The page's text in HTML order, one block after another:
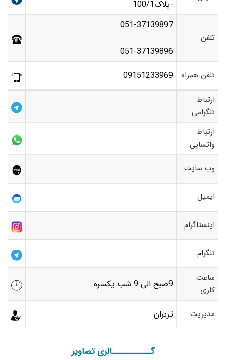
-پلاک100/1
تلفن
051-37139897
051-37139896
تلفن همراه 09151233969
ارتباط
تلگرامی
ارتباط
واتساپی
وب سایت
ایمیل
اینستاگرام
تلگرام
ساعت
کاری
9صبح الی 9 شب یکسره
مدیریت تربران
گـــــــــــالری تصاویر